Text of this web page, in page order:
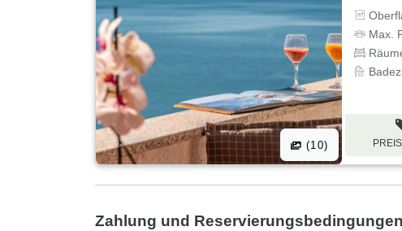
(10)
Max.
Zahlung und Reservierungsbedingungen